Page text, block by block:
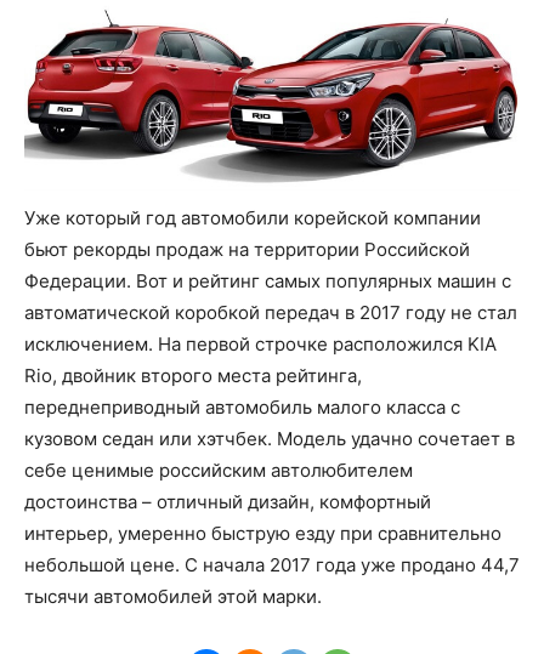
Уже который год автомобили корейской компании
бьют рекорды продаж на территории Российской
Федерации. Вот и рейтинг самых популярных машин с
автоматической коробкой передач в 2017 году не стал
исключением. На первой строчке расположился KIA
Rio, двойник второго места рейтинга,
переднеприводный автомобиль малого класса с
кузовом седан или хэтчбек. Модель удачно сочетает в
себе ценимые российским автолюбителем
достоинства – отличный дизайн, комфортный
интерьер, умеренно быструю езду при сравнительно
небольшой цене. С начала 2017 года уже продано 44,7
тысячи автомобилей этой марки.